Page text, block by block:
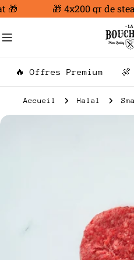
Aller
contenu
🎁 4x200 gr de
🔥 Offres Premium 🍖
Accueil Halal
Passer
le média 0 en mode